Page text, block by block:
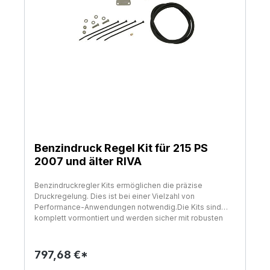
Benzindruck Regel Kit für 215 PS
2007 und älter RIVA
Benzindruckregler Kits ermöglichen die präzise
Druckregelung. Dies ist bei einer Vielzahl von
Performance-Anwendungen notwendig.Die Kits sind
komplett vormontiert und werden sicher mit robusten
eingesteckt und verfügt über einen großen 3/8 "
Rücklauf. Ein integriertes mit Flüssigkeit gefülltes
797,68 €*